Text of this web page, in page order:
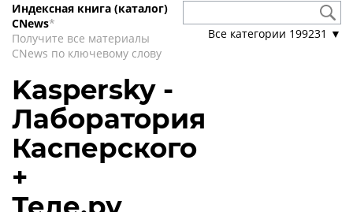
Индексная книга (каталог)
CNews*
Получите все материалы
CNews по ключевому слову
Все категории 199231 ▼
Kaspersky -
Лаборатория
Касперского
+